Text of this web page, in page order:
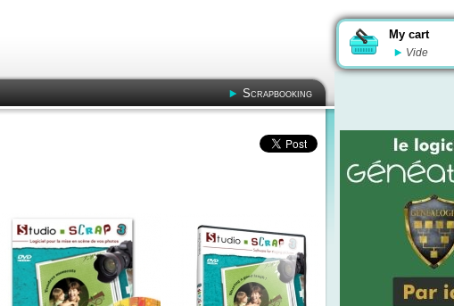
My cart
Vide
Scrapbooking